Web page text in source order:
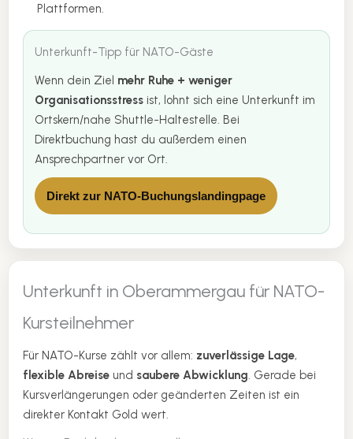
Plattformen.
Unterkunft-Tipp für NATO-Gäste
Wenn dein Ziel mehr Ruhe + weniger
Organisationsstress ist, lohnt sich eine Unterkunft im
Ortskern/nahe Shuttle-Haltestelle. Bei
Direktbuchung hast du außerdem einen
Ansprechpartner vor Ort.
Direkt zur NATO-Buchungslandingpage
Unterkunft in Oberammergau für NATO-
Kursteilnehmer
Für NATO-Kurse zählt vor allem: zuverlässige Lage,
flexible Abreise und saubere Abwicklung. Gerade bei
Kursverlängerungen oder geänderten Zeiten ist ein
direkter Kontakt Gold wert.